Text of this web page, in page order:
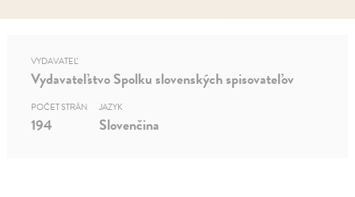
VYDAVATEĽ
Vydavateľstvo Spolku slovenských spisovateľov
POČET STRÁN
194
JAZYK
Slovenčina